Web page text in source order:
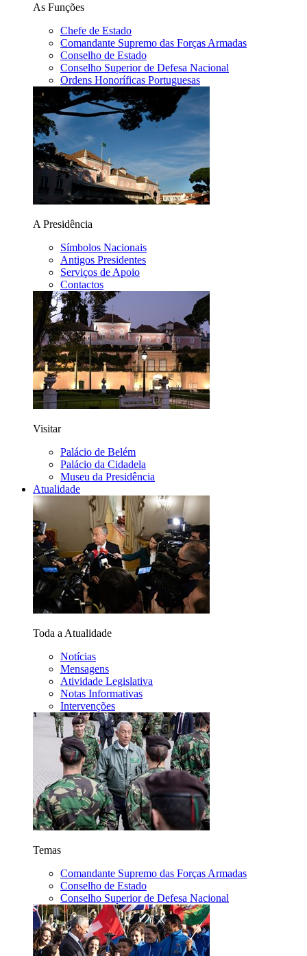
As Funções
Chefe de Estado
Comandante Supremo das Forças Armadas
Conselho de Estado
Conselho Superior de Defesa Nacional
Ordens Honoríficas Portuguesas
A Presidência
Símbolos Nacionais
Antigos Presidentes
Serviços de Apoio
Contactos
Visitar
Palácio de Belém
Palácio da Cidadela
Museu da Presidência
Atualidade
Toda a Atualidade
Notícias
Mensagens
Atividade Legislativa
Notas Informativas
Intervenções
Temas
Comandante Supremo das Forças Armadas
Conselho de Estado
Conselho Superior de Defesa Nacional